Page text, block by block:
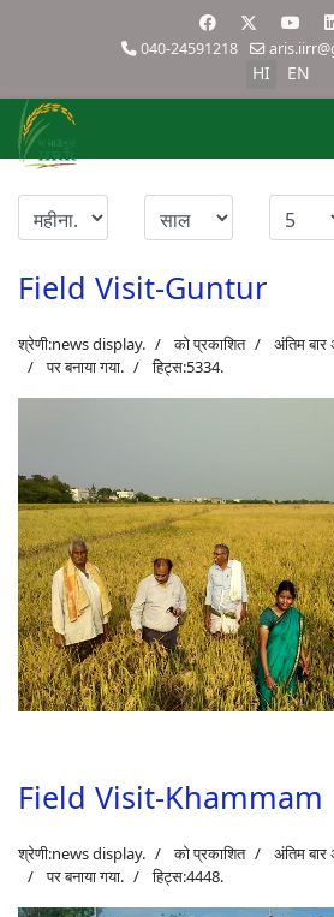
040-24591218
HI EN
Field Visit-Guntur
श्रेणी:news display. को प्रकाशित
अंतिम
पर बनाया गया.
हिट्स:5334.
Field Visit-Khammam
श्रेणी:news display. को प्रकाशित
अंतिम
पर बनाया गया.
हिट्स:4448.